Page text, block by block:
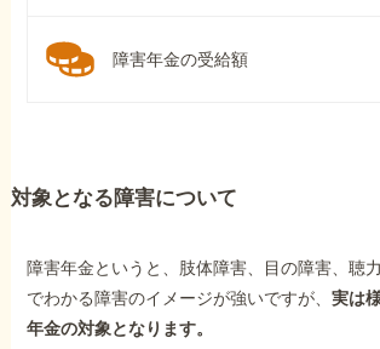
障害年金の受給額
対象となる障害について
障害年金というと、肢体障害、目の障害、聴
でわかる障害のイメージが強いですが、実は
年金の対象となります。